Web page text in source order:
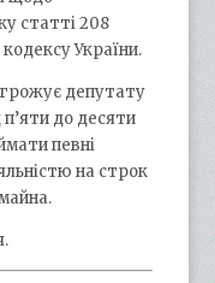
статті 208
України.
депутату
п’яти до десяти
певні
на строк